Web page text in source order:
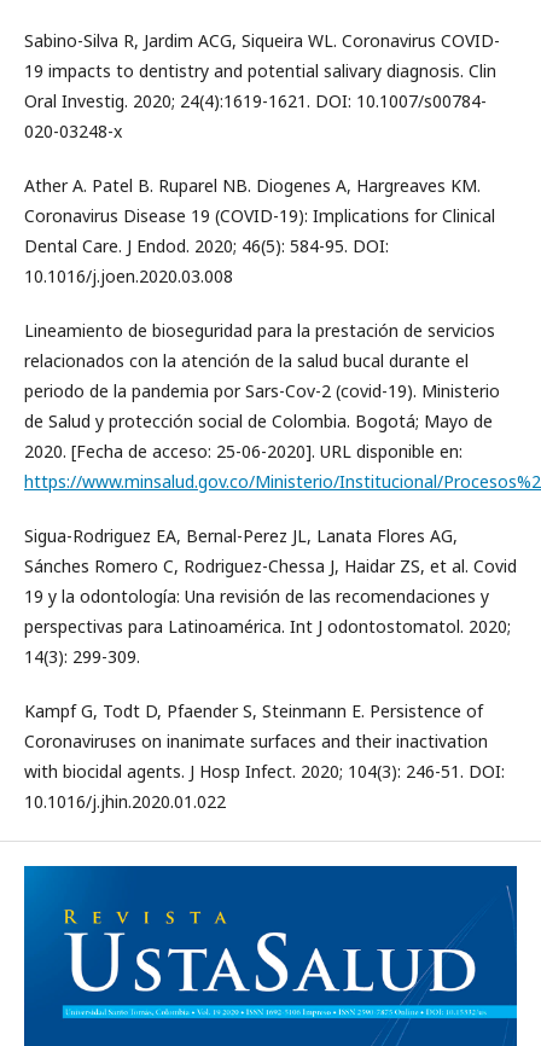
Sabino-Silva R, Jardim ACG, Siqueira WL. Coronavirus COVID-
19 impacts to dentistry and potential salivary diagnosis. Clin
Oral Investig. 2020; 24(4):1619-1621. DOI: 10.1007/s00784-
020-03248-x
Ather A. Patel B. Ruparel NB. Diogenes A, Hargreaves KM.
Coronavirus Disease 19 (COVID-19): Implications for Clinical
Dental Care. J Endod. 2020; 46(5): 584-95. DOI:
10.1016/j.joen.2020.03.008
Lineamiento de bioseguridad para la prestación de servicios
relacionados con la atención de la salud bucal durante el
periodo de la pandemia por Sars-Cov-2 (covid-19). Ministerio
de Salud y protección social de Colombia. Bogotá; Mayo de
2020. [Fecha de acceso: 25-06-2020]. URL disponible en:
https://www.minsalud.gov.co/Ministerio/Institucional/
Sigua-Rodriguez EA, Bernal-Perez JL, Lanata Flores AG,
Sánches Romero C, Rodriguez-Chessa J, Haidar ZS, et al. Covid
19 y la odontología: Una revisión de las recomendaciones y
perspectivas para Latinoamérica. Int J odontostomatol. 2020;
14(3): 299-309.
Kampf G, Todt D, Pfaender S, Steinmann E. Persistence of
Coronaviruses on inanimate surfaces and their inactivation
with biocidal agents. J Hosp Infect. 2020; 104(3): 246-51. DOI:
10.1016/j.jhin.2020.01.022